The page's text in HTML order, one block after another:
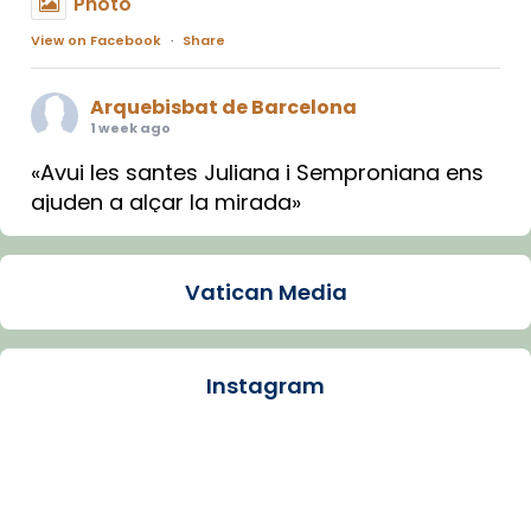
View on Facebook · Share
Arquebisbat de Barcelona
1 week ago
«Avui les santes Juliana i Semproniana ens
ajuden a alçar la mirada»
Mons. Sergi Gordo, bisbe de Tortosa, ha
Santes de Mataró.
🔗tinyurl.com/cvu5jmbk
Vatican Media
Instagram